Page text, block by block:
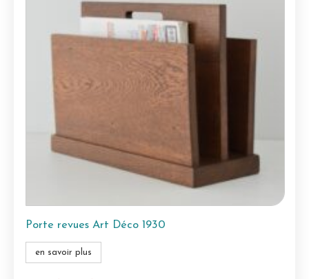
Porte revues Art Déco 1930
en savoir plus